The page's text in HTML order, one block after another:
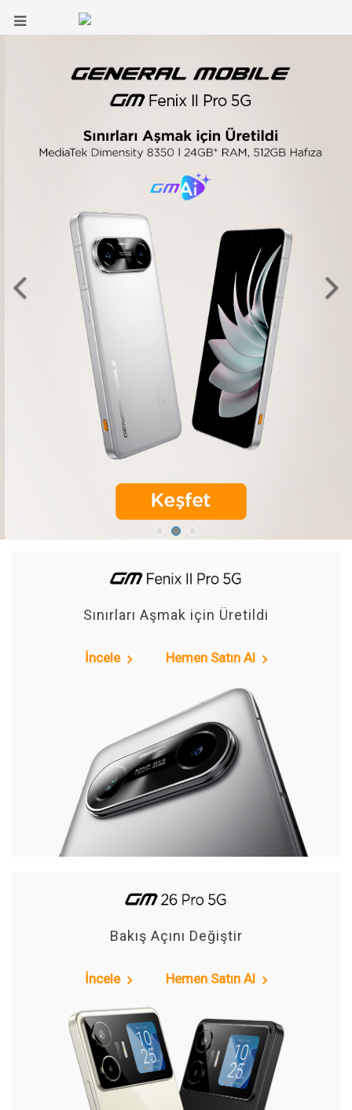
Sınırları Aşmak için Üretildi
İncele Hemen Satın Al
Bakış Açını Değiştir
İncele Hemen Satın Al